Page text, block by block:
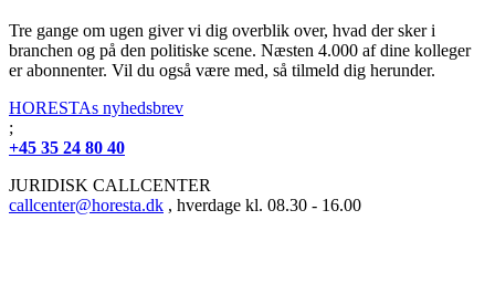
Tre gange om ugen giver vi dig overblik over, hvad der sker i
branchen og på den politiske scene. Næsten 4.000 af dine kolleger
er abonnenter. Vil du også være med, så tilmeld dig herunder.
HORESTAs nyhedsbrev
;
+45 35 24 80 40
JURIDISK CALLCENTER
callcenter@horesta.dk , hverdage kl. 08.30 - 16.00